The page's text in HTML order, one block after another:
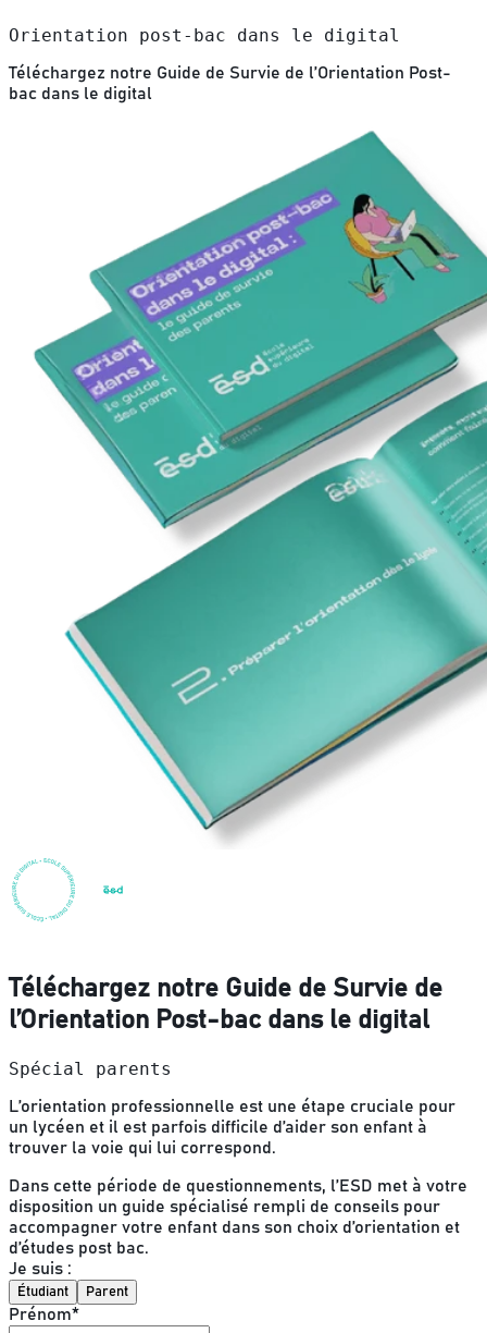
Orientation post-bac dans le digital
Téléchargez notre Guide de Survie de l’Orientation Post-
bac dans le digital
Téléchargez notre Guide de Survie de
l’Orientation Post-bac dans le digital
Spécial parents
L’orientation professionnelle est une étape cruciale pour
un lycéen et il est parfois difficile d’aider son enfant à
trouver la voie qui lui correspond.
Dans cette période de questionnements, l’ESD met à votre
disposition un guide spécialisé rempli de conseils pour
accompagner votre enfant dans son choix d’orientation et
d’études post bac.
Je suis :
Étudiant Parent
Prénom*